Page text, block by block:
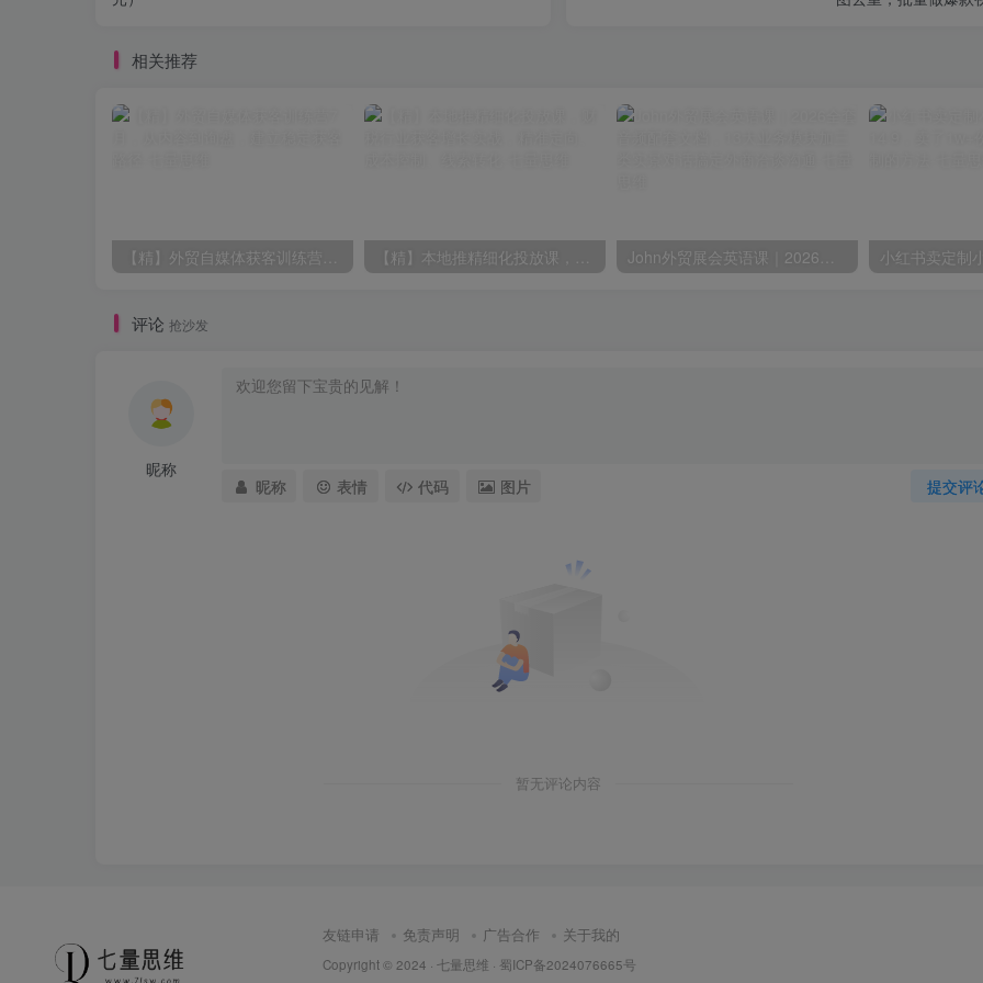
相关推荐
评论 抢沙发
昵称
提交评
昵称 表情 代码 图片
暂无评论内容
友链申请 免责声明 广告合作 关于我的
Copyright © 2024 · 七量思维 · 蜀ICP备2024076665号